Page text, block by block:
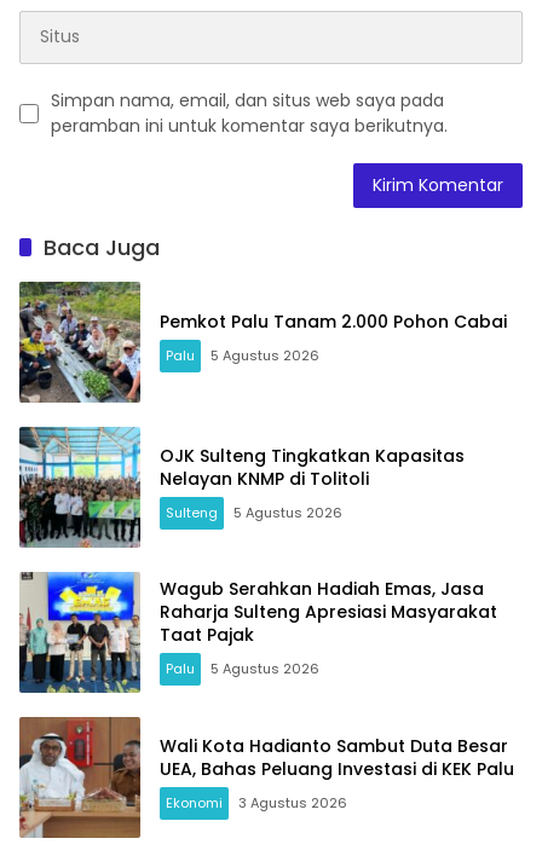
Simpan nama, email, dan situs web saya pada
peramban ini untuk komentar saya berikutnya.
Baca Juga
Pemkot Palu Tanam 2.000 Pohon Cabai
Palu 5 Agustus 2026
OJK Sulteng Tingkatkan Kapasitas
Nelayan KNMP di Tolitoli
Sulteng 5 Agustus 2026
Wagub Serahkan Hadiah Emas, Jasa
Raharja Sulteng Apresiasi Masyarakat
Taat Pajak
Palu 5 Agustus 2026
Wali Kota Hadianto Sambut Duta Besar
UEA, Bahas Peluang Investasi di KEK Palu
Ekonomi 3 Agustus 2026